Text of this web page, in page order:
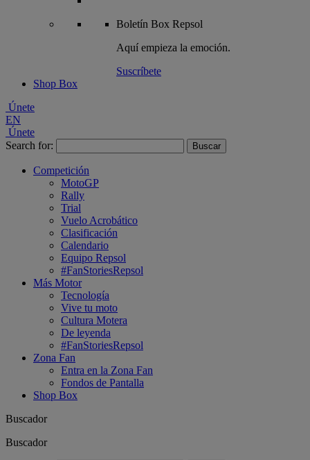
Boletín Box Repsol
Aquí empieza la emoción.
Suscríbete
Shop Box
Únete
EN
Únete
Search for:
Competición
MotoGP
Rally
Trial
Vuelo Acrobático
Clasificación
Calendario
Equipo Repsol
#FanStoriesRepsol
Más Motor
Tecnología
Vive tu moto
Cultura Motera
De leyenda
#FanStoriesRepsol
Zona Fan
Entra en la Zona Fan
Fondos de Pantalla
Shop Box
Buscador
Buscador